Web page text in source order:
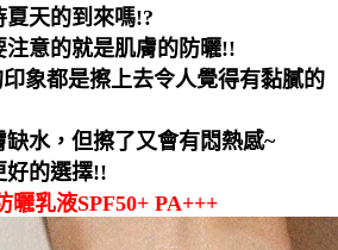
天的到來嗎!?
意的就是肌膚的防曬!!
象都是擦上去令人覺得有黏膩的
水，但擦了又會有悶熱感~
好的選擇!!
曬乳液SPF50+ PA+++